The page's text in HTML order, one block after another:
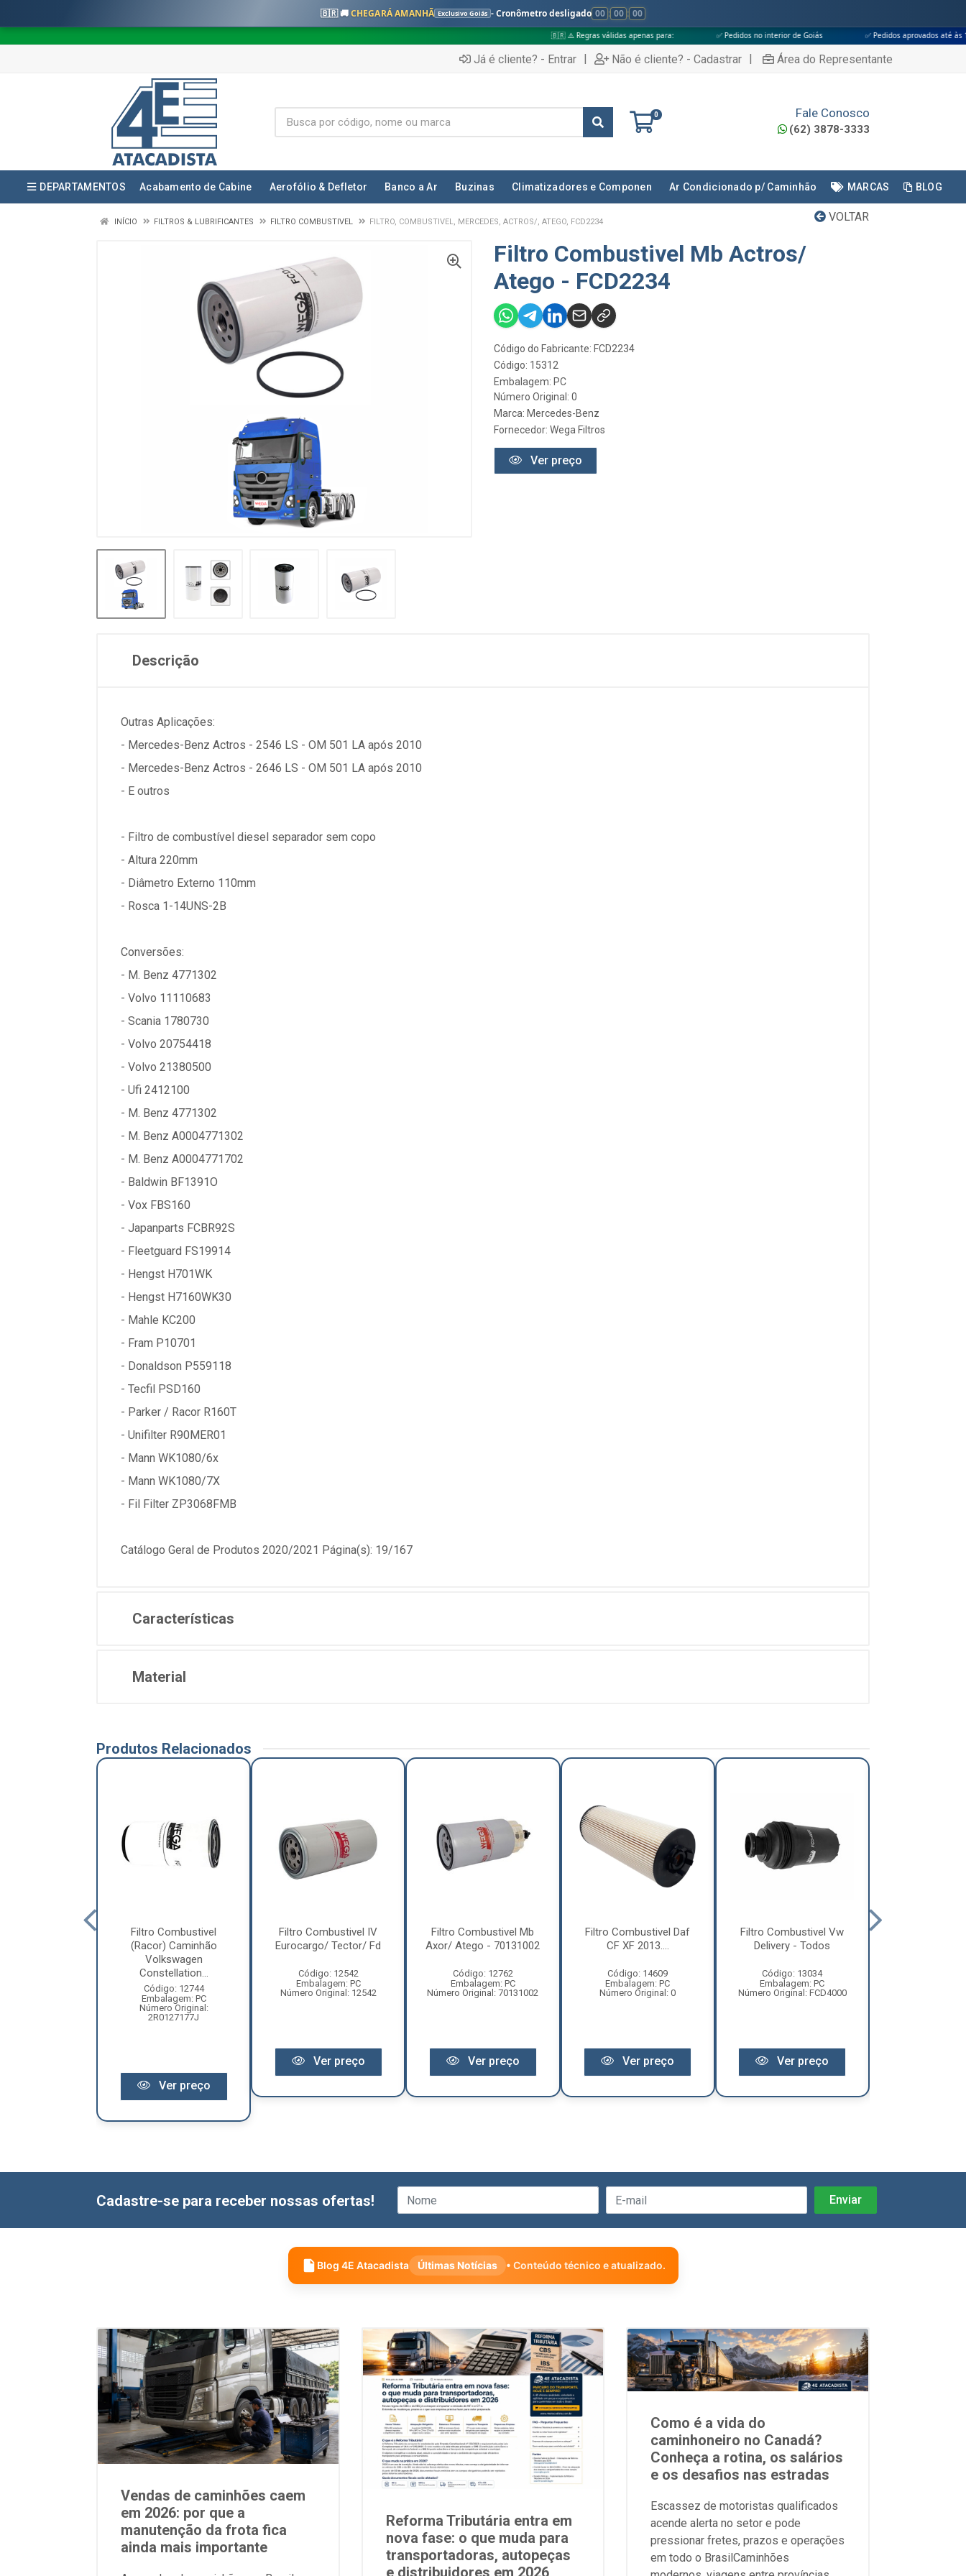
🇧🇷 🚚CHEGARÁ AMANHÃ Exclusivo Goiás - Cronômetro desligado 00 : 00 : 00
🇧🇷 ⚠️ Regras válidas apenas para: ✅ Pedidos no interior de Goiás ✅ Pedidos aprovados até às 18h ✅
Já é cliente? - Entrar | Não é cliente? - Cadastrar | Área do Representante
0 Fale Conosco
(62) 3878-3333
DEPARTAMENTOS Acabamento de Cabine Aerofólio & Defletor Banco a Ar Buzinas Climatizadores e Componen Ar Condicionado p/ Caminhão MARCAS BLOG
VOLTAR
INÍCIO FILTROS & LUBRIFICANTES FILTRO COMBUSTIVEL FILTRO, COMBUSTIVEL, MERCEDES, ACTROS/, ATEGO, FCD2234
Filtro Combustivel Mb Actros/
Atego - FCD2234
Código do Fabricante: FCD2234
Código: 15312
Embalagem: PC
Número Original: 0
Marca: Mercedes-Benz
Fornecedor: Wega Filtros
Ver preço
Descrição
Outras Aplicações:
- Mercedes-Benz Actros - 2546 LS - OM 501 LA após 2010
- Mercedes-Benz Actros - 2646 LS - OM 501 LA após 2010
- E outros
- Filtro de combustível diesel separador sem copo
- Altura 220mm
- Diâmetro Externo 110mm
- Rosca 1-14UNS-2B
Conversões:
- M. Benz 4771302
- Volvo 11110683
- Scania 1780730
- Volvo 20754418
- Volvo 21380500
- Ufi 2412100
- M. Benz 4771302
- M. Benz A0004771302
- M. Benz A0004771702
- Baldwin BF1391O
- Vox FBS160
- Japanparts FCBR92S
- Fleetguard FS19914
- Hengst H701WK
- Hengst H7160WK30
- Mahle KC200
- Fram P10701
- Donaldson P559118
- Tecfil PSD160
- Parker / Racor R160T
- Unifilter R90MER01
- Mann WK1080/6x
- Mann WK1080/7X
- Fil Filter ZP3068FMB
Catálogo Geral de Produtos 2020/2021 Página(s): 19/167
Características
Material
Produtos Relacionados
Filtro Combustivel
(Racor) Caminhão
Volkswagen
Constellation...
Código: 12744
Embalagem: PC
Número Original:
2R0127177J
Ver preço
Filtro Combustivel IV
Eurocargo/ Tector/ Fd
Código: 12542
Embalagem: PC
Número Original: 12542
Ver preço
Filtro Combustivel Mb
Axor/ Atego - 70131002
Código: 12762
Embalagem: PC
Número Original: 70131002
Ver preço
Filtro Combustivel Daf
CF XF 2013....
Código: 14609
Embalagem: PC
Número Original: 0
Ver preço
Filtro Combustivel Vw
Delivery - Todos
Código: 13034
Embalagem: PC
Número Original: FCD4000
Ver preço
Cadastre-se para receber nossas ofertas!
Blog 4E Atacadista Últimas Notícias • Conteúdo técnico e atualizado.
Vendas de caminhões caem
em 2026: por que a
manutenção da frota fica
ainda mais importante
Reforma Tributária entra em
nova fase: o que muda para
transportadoras, autopeças
e distribuidores em 2026
Como é a vida do
caminhoneiro no Canadá?
Conheça a rotina, os salários
e os desafios nas estradas
Escassez de motoristas qualificados
acende alerta no setor e pode
pressionar fretes, prazos e operações
em todo o BrasilCaminhões